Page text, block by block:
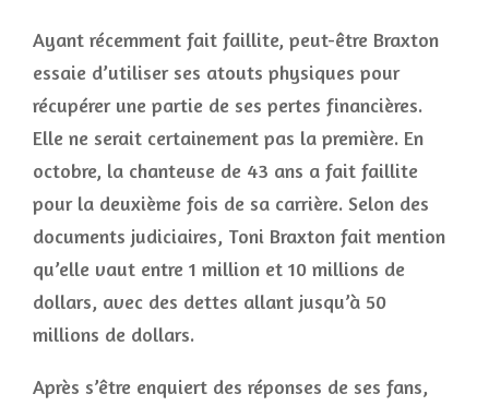
Ayant récemment fait faillite, peut-être Braxton
essaie d’utiliser ses atouts physiques pour
récupérer une partie de ses pertes financières.
Elle ne serait certainement pas la première. En
octobre, la chanteuse de 43 ans a fait faillite
pour la deuxième fois de sa carrière. Selon des
documents judiciaires, Toni Braxton fait mention
qu’elle vaut entre 1 million et 10 millions de
dollars, avec des dettes allant jusqu’à 50
millions de dollars.
Après s’être enquiert des réponses de ses fans,